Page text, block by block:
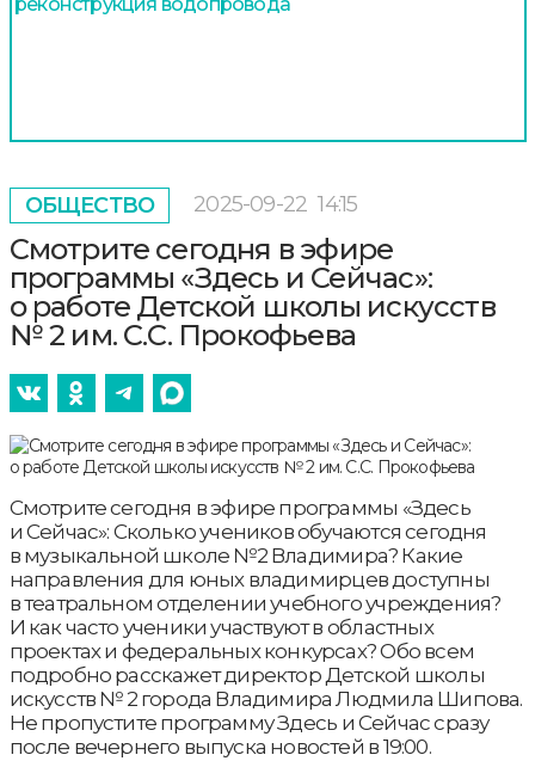
ОБЩЕСТВО 2025-09-22 14:15
Смотрите сегодня в эфире
программы «Здесь и Сейчас»:
о работе Детской школы искусств
№ 2 им. С.С. Прокофьева
Смотрите сегодня в эфире программы «Здесь
и Сейчас»: Сколько учеников обучаются сегодня
в музыкальной школе №2 Владимира? Какие
направления для юных владимирцев доступны
в театральном отделении учебного учреждения?
И как часто ученики участвуют в областных
проектах и федеральных конкурсах? Обо всем
подробно расскажет директор Детской школы
искусств № 2 города Владимира Людмила Шипова.
Не пропустите программу Здесь и Сейчас сразу
после вечернего выпуска новостей в 19:00.